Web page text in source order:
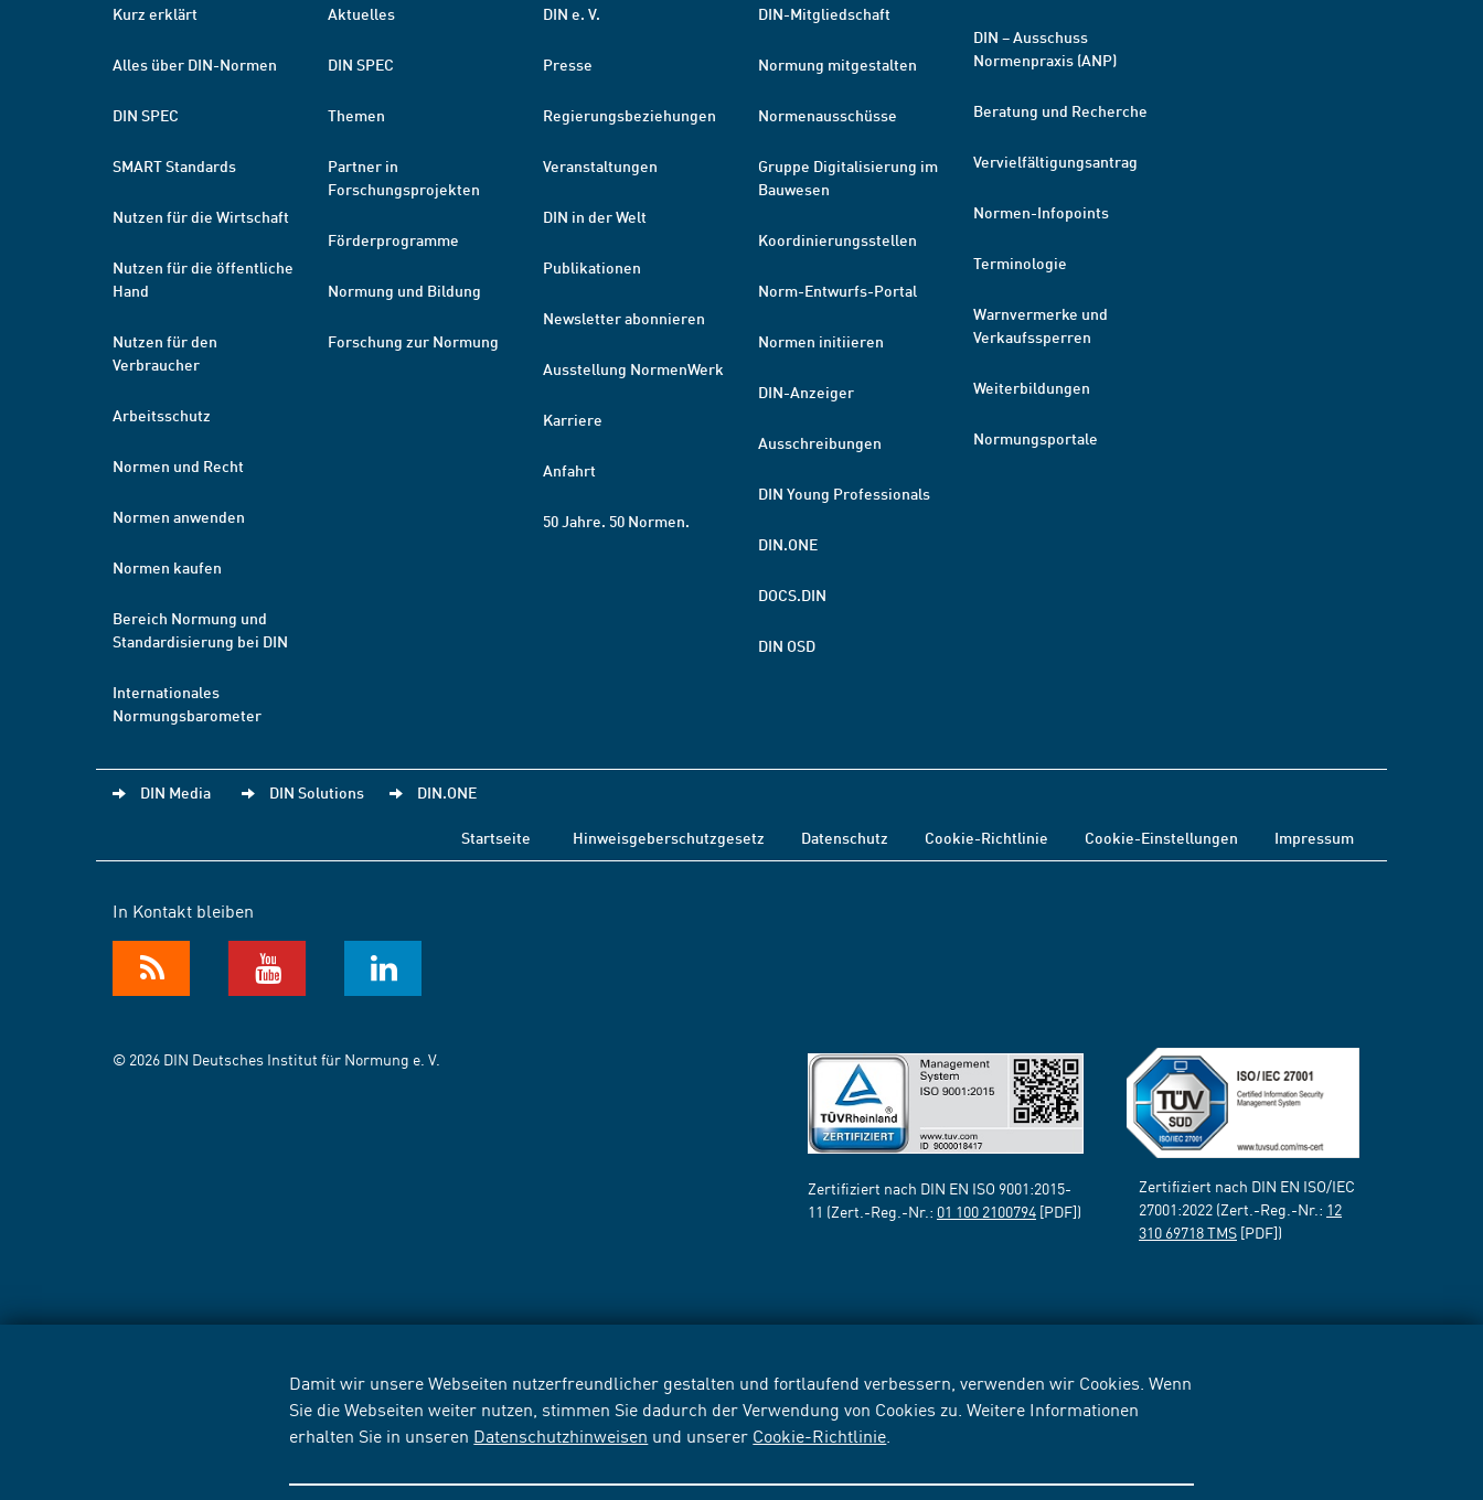
Damit wir unsere Webseiten nutzerfreundlicher gestalten und fortlaufend verbessern, verwenden wir Cookies. Wenn
Sie die Webseiten weiter nutzen, stimmen Sie dadurch der Verwendung von Cookies zu. Weitere Informationen
erhalten Sie in unseren Datenschutzhinweisen und unserer Cookie-Richtlinie
Kurz erklärt
Alles über DIN-Normen
DIN SPEC
SMART Standards
Nutzen für die Wirtschaft
Nutzen für die öffentliche
Hand
Nutzen für den
Verbraucher
Arbeitsschutz
Normen und Recht
Normen anwenden
Normen kaufen
Bereich Normung und
Standardisierung bei DIN
Internationales
Normungsbarometer
Aktuelles
DIN SPEC
Themen
Partner in
Forschungsprojekten
Förderprogramme
Normung und Bildung
Forschung zur Normung
DIN e. V.
Presse
Regierungsbeziehungen
Veranstaltungen
DIN in der Welt
Publikationen
Newsletter abonnieren
Ausstellung NormenWerk
Karriere
Anfahrt
50 Jahre. 50 Normen.
DIN-Mitgliedschaft
Normung mitgestalten
Normenausschüsse
Gruppe Digitalisierung im
Bauwesen
Koordinierungsstellen
Norm-Entwurfs-Portal
Normen initiieren
DIN-Anzeiger
Ausschreibungen
DIN Young Professionals
DIN.ONE
DOCS.DIN
DIN OSD
DIN – Ausschuss
Normenpraxis (ANP)
Beratung und Recherche
Vervielfältigungsantrag
Normen-Infopoints
Terminologie
Warnvermerke und
Verkaufssperren
Weiterbildungen
Normungsportale
DIN Media DIN Solutions DIN.ONE
Startseite Hinweisgeberschutzgesetz Datenschutz Cookie-Richtlinie Cookie-Einstellungen Impressum
In Kontakt bleiben
© 2026 DIN Deutsches Institut für Normung e. V.
Zertifiziert nach DIN EN ISO 9001:2015-
11 (Zert.-Reg.-Nr.: 01 100 2100794 [PDF])
Zertifiziert nach DIN EN ISO/IEC
27001:2022 (Zert.-Reg.-Nr.: 12
310 69718 TMS [PDF])